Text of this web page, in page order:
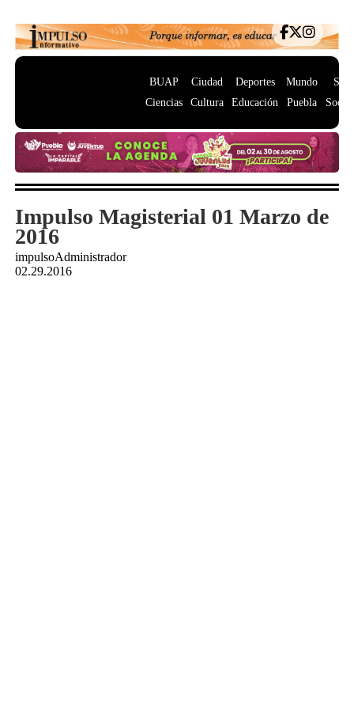
BUAP
Ciencias
Ciudad
Cultura
Deportes
Educación
Mundo
Puebla
Impulso Magisterial 01 Marzo de
2016
impulsoAdministrador
02.29.2016